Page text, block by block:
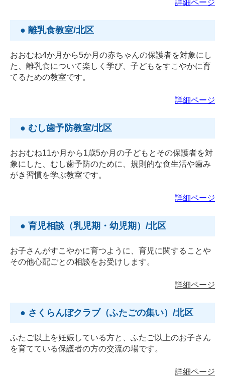
詳細ページ
● 離乳食教室/北区
おおむね4か月から5か月の赤ちゃんの保護者を対象にし
た、離乳食について楽しく学び、子どもをすこやかに育
てるための教室です。
詳細ページ
● むし歯予防教室/北区
おおむね11か月から1歳5か月の子どもとその保護者を対
象にした、むし歯予防のために、規則的な食生活や歯み
がき習慣を学ぶ教室です。
詳細ページ
● 育児相談（乳児期・幼児期）/北区
お子さんがすこやかに育つように、育児に関することや
その他心配ごとの相談をお受けします。
詳細ページ
● さくらんぼクラブ（ふたごの集い）/北区
ふたご以上を妊娠している方と、ふたご以上のお子さん
を育てている保護者の方の交流の場です。
詳細ページ